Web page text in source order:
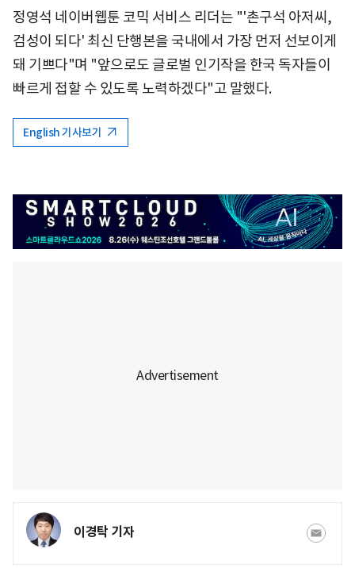
정영석 네이버웹툰 코믹 서비스 리더는 "'촌구석 아저씨,
검성이 되다' 최신 단행본을 국내에서 가장 먼저 선보이게
돼 기쁘다"며 "앞으로도 글로벌 인기작을 한국 독자들이
빠르게 접할 수 있도록 노력하겠다"고 말했다.
English 기사보기
이경탁 기자